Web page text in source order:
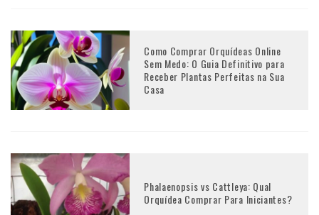
Como Comprar Orquídeas Online
Sem Medo: O Guia Definitivo para
Receber Plantas Perfeitas na Sua
Casa
Phalaenopsis vs Cattleya: Qual
Orquídea Comprar Para Iniciantes?